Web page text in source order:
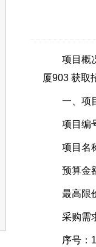
项目概况
厦903 获取
一、项
项目编号
项目名称
预算金额
最高限价
采购需
序号：1